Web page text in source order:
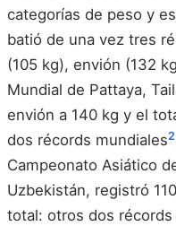
categorías de peso y
batió de una vez tres
(105 kg), envión (132
Mundial de Pattaya,
envión a 140 kg y el
dos récords mundiales2
Campeonato Asiático
Uzbekistán, registró
total: otros dos récords